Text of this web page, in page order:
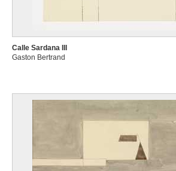
Calle Sardana III
Gaston Bertrand